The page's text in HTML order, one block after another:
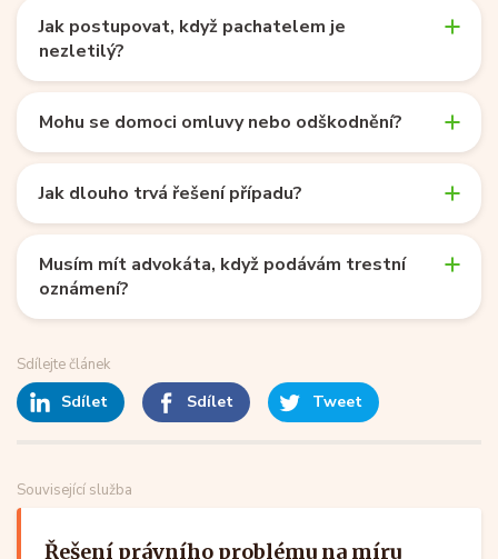
Jak postupovat, když pachatelem je
nezletilý?
Mohu se domoci omluvy nebo odškodnění?
Jak dlouho trvá řešení případu?
Musím mít advokáta, když podávám trestní
oznámení?
Sdílejte článek
Sdílet Sdílet Tweet
Související služba
Řešení právního problému na míru